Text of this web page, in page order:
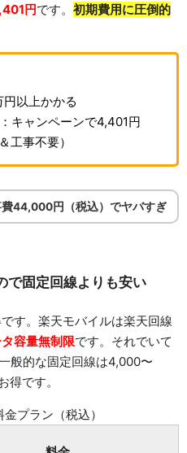
円です。 初期費用に圧倒的
以上かかる
キャンペーンで4,401円
工事不要）
44,000円（税込）でヤバすぎ
で固定回線よりも安い
す。楽天モバイルは楽天回線
容量無制限です。それでいて
般的な固定回線は4,000〜
です。
プラン（税込）